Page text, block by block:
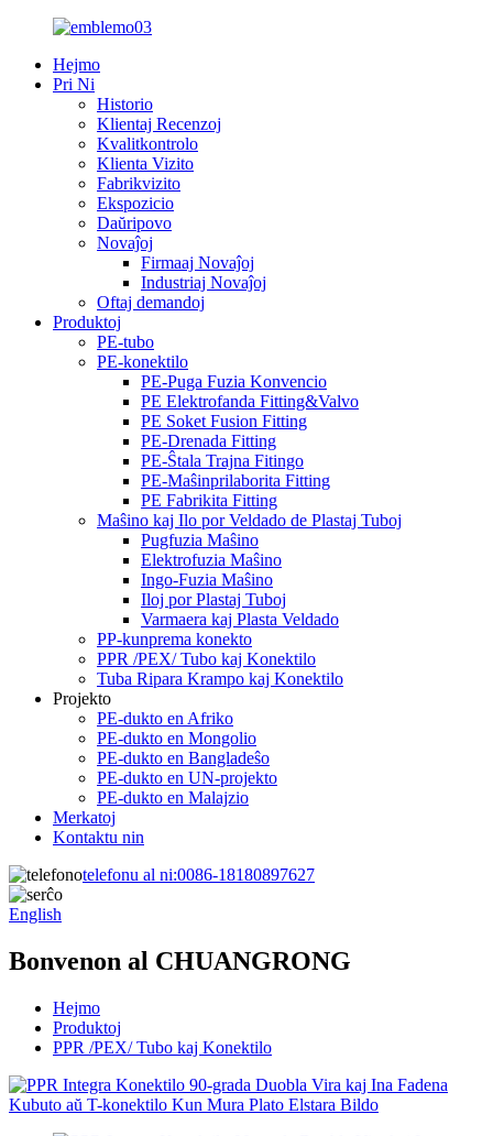
Hejmo
Pri Ni
Historio
Klientaj Recenzoj
Kvalitkontrolo
Klienta Vizito
Fabrikvizito
Ekspozicio
Daŭripovo
Novaĵoj
Firmaaj Novaĵoj
Industriaj Novaĵoj
Oftaj demandoj
Produktoj
PE-tubo
PE-konektilo
PE-Puga Fuzia Konvencio
PE Elektrofanda Fitting&Valvo
PE Soket Fusion Fitting
PE-Drenada Fitting
PE-Ŝtala Trajna Fitingo
PE-Maŝinprilaborita Fitting
PE Fabrikita Fitting
Maŝino kaj Ilo por Veldado de Plastaj Tuboj
Pugfuzia Maŝino
Elektrofuzia Maŝino
Ingo-Fuzia Maŝino
Iloj por Plastaj Tuboj
Varmaera kaj Plasta Veldado
PP-kunprema konekto
PPR /PEX/ Tubo kaj Konektilo
Tuba Ripara Krampo kaj Konektilo
Projekto
PE-dukto en Afriko
PE-dukto en Mongolio
PE-dukto en Bangladeŝo
PE-dukto en UN-projekto
PE-dukto en Malajzio
Merkatoj
Kontaktu nin
telefonu al ni:0086-18180897627
English
Bonvenon al CHUANGRONG
Hejmo
Produktoj
PPR /PEX/ Tubo kaj Konektilo